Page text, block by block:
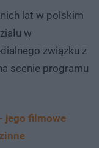
lat w polskim
w
związku z
scenie programu
jego filmowe